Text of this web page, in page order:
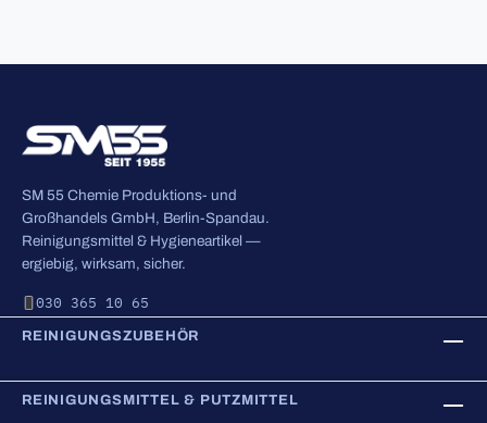
SM 55 Chemie Produktions- und
Großhandels GmbH, Berlin-Spandau.
Reinigungsmittel & Hygieneartikel —
ergiebig, wirksam, sicher.
030 365 10 65
REINIGUNGSZUBEHÖR
REINIGUNGSMITTEL & PUTZMITTEL